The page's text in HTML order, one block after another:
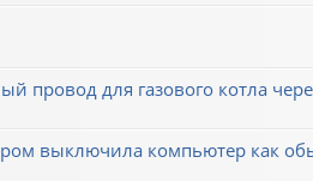
провод для газового котла
выключила компьютер как